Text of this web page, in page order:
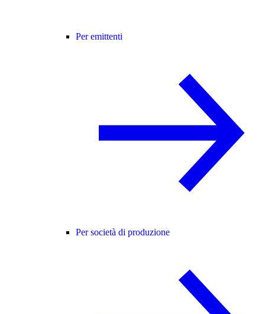
Per emittenti
Per società di produzione